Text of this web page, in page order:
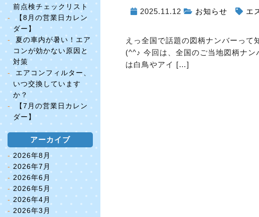
2025.11.12 お知らせ エ
えっ全国で話題の図柄ナンバーって
(^^♪ 今回は、全国のご当地図柄ナ
は白鳥やアイ […]
前点検チェックリスト
【8月の営業日カレン
ダー】
夏の車内が暑い！エア
コンが効かない原因と
対策
エアコンフィルター、
いつ交換しています
か？
【7月の営業日カレン
ダー】
アーカイブ
2026年8月
2026年7月
2026年6月
2026年5月
2026年4月
2026年3月